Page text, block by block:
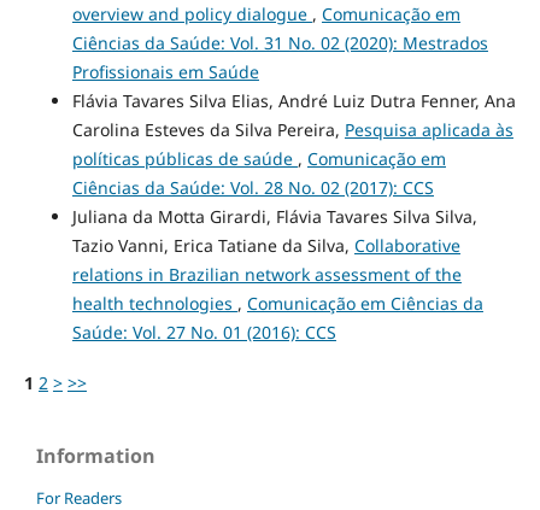
overview and policy dialogue , Comunicação em
Ciências da Saúde: Vol. 31 No. 02 (2020): Mestrados
Profissionais em Saúde
Flávia Tavares Silva Elias, André Luiz Dutra Fenner, Ana
Carolina Esteves da Silva Pereira, Pesquisa aplicada às
políticas públicas de saúde , Comunicação em
Ciências da Saúde: Vol. 28 No. 02 (2017): CCS
Juliana da Motta Girardi, Flávia Tavares Silva Silva,
Tazio Vanni, Erica Tatiane da Silva, Collaborative
relations in Brazilian network assessment of the
health technologies , Comunicação em Ciências da
Saúde: Vol. 27 No. 01 (2016): CCS
1 2 > >>
Information
For Readers